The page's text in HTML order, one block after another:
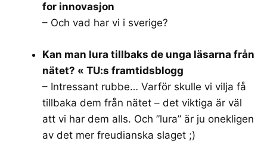
for innovasjon
– Och vad har vi i sverige?
Kan man lura tillbaks de unga läsarna från
nätet? « TU:s framtidsblogg
– Intressant rubbe… Varför skulle vi vilja få
tillbaka dem från nätet – det viktiga är väl
att vi har dem alls. Och ”lura” är ju onekligen
av det mer freudianska slaget ;)